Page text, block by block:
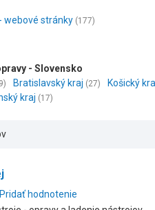
webové stránky (177)
- Slovensko
Bratislavský kraj (27) Košický
kraj (17)
Pridať hodnotenie